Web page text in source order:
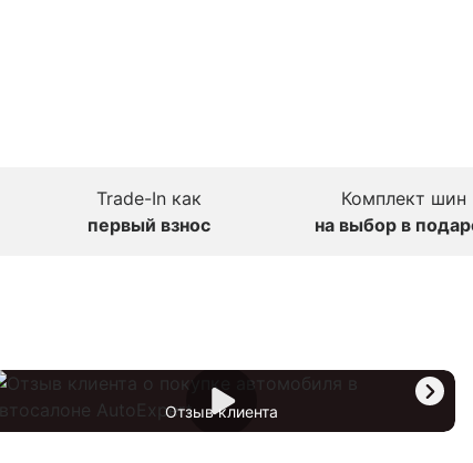
Trade-In как
первый взнос
Комплект шин
на выбор в
Отзыв клиента